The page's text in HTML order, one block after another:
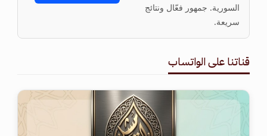
السورية. جمهور فعّال ونتائج
سريعة.
قناتنا على الواتساب